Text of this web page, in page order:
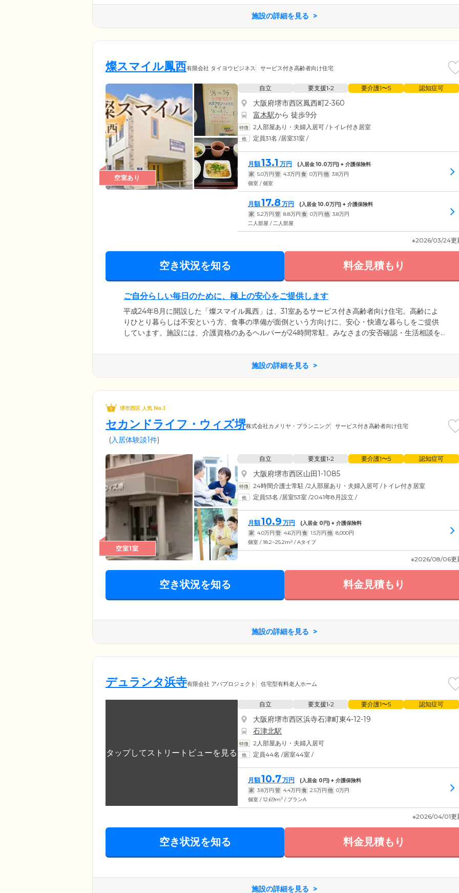
施設の詳細を見る
燦スマイル鳳西有限会社 タイヨウビジネス サービス付き高齢者向け住宅
空室あり
自立 要支援1•2 要介護1〜5 認知症可
大阪府堺市西区鳳西町2-360
富木駅から 徒歩9分
2人部屋あり・夫婦入居可 /トイレ付き居室
定員31名 /居室31室 /
月額13.1 万円 (入居金10.0万円) + 介護保険料
家 5.0万円 管 4.3万円 食 0万円 他 3.8万円
個室 / 個室
月額17.8 万円 (入居金10.0万円) + 介護保険料
家 5.2万円 管 8.8万円 食 0万円 他 3.8万円
二人部屋 / 二人部屋
※2026/03/24更
空き状況を知る 料金見積もり
ご自分らしい毎日のために、極上の安心をご提供します
平成24年8月に開設した「燦スマイル鳳西」は、31室あるサービス付き高齢者向け住宅。高齢によ
りひとり暮らしは不安という方、食事の準備が面倒という方向けに、安心・快適な暮らしをご提供
しています。施設には、介護資格のあるヘルパーが24時間常駐。みなさまの安否確認・生活相談を
を行います。体調急変など万が一の場合も、救急車手配・症状の報告・ご家族のみなさまへの連絡
など、迅速に対応。笑顔輝くご自分らしい毎日のために、極上の安心をご提供いたします。
施設の詳細を見る
堺市西区 人気 No.1
セカンドライフ・ウィズ堺株式会社カメリヤ・プランニング サービス付き高齢者向け住宅
(入居体験談1件)
空室1室
自立 要支援1•2 要介護1〜5 認知症可
大阪府堺市西区山田1-1085
24時間介護士常駐 /2人部屋あり・夫婦入居可 /トイレ付き居室
定員53名 /居室53室 /2041年8月設立 /
月額10.9 万円 (入居金 0 円) + 介護保険料
家 4.0万円 管 4.6万円 食 1.5万円 他 8,000円
個室 / 18.2~25.2m2 / Aタイプ
※2026/08/06更
空き状況を知る 料金見積もり
施設の詳細を見る
デュランタ浜寺有限会社 アバプロジェクト 住宅型有料老人ホーム
自立 要支援1•2 要介護1〜5 認知症可
大阪府堺市西区浜寺石津町東4-12-19
石津北駅
2人部屋あり・夫婦入居可
定員44名 /居室44室 /
月額10.7万円 (入居金 0 円) + 介護保険料
家 3.8万円 管 4.4万円 食 2.5万円 他 0万円
個室 / 12.69m2 / プランA
※2026/04/01更
空き状況を知る 料金見積もり
施設の詳細を見る